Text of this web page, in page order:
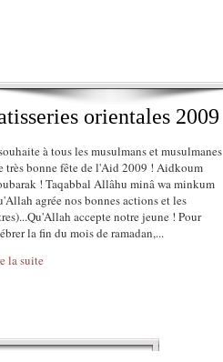
orientales 2009
à tous les musulmans et musulmanes
très bonne fête de l'Aid 2009 ! Aidkoum
! Taqabbal Allâhu minâ wa minkum
agrée nos bonnes actions et les
accepte notre jeune ! Pour
la fin du mois de ramadan,...
la suite